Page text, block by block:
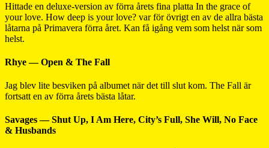
Hittade en deluxe-version av förra årets fina platta In the grace of
your love. How deep is your love? var för övrigt en av de allra bästa
låtarna på Primavera förra året. Kan få igång vem som helst när som
helst.
Rhye — Open & The Fall
Jag blev lite besviken på albumet när det till slut kom. The Fall är
fortsatt en av förra årets bästa låtar.
Savages — Shut Up, I Am Here, City’s Full, She Will, No Face
& Husbands